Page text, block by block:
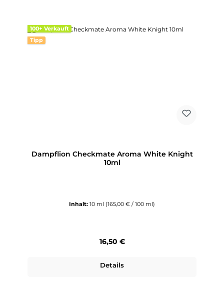
100+ Verkauft
Tipp
Dampflion Checkmate Aroma White Knight
10ml
Inhalt: 10 ml (165,00 € / 100 ml)
Regulärer Preis:
16,50 €
Details